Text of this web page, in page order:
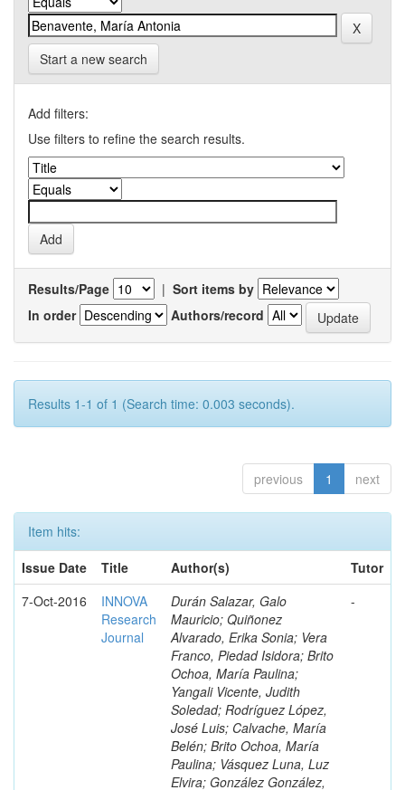
Start a new search
Add filters:
Use filters to refine the search results.
Results/Page | Sort items by
In order
Authors/record
Results 1-1 of 1 (Search time: 0.003 seconds).
previous 1 next
Item hits:
Issue Date
Title Author(s)
Tutor
7-Oct-2016
INNOVA
Research
Journal
Durán Salazar, Galo
Mauricio; Quiñonez
Alvarado, Erika Sonia; Vera
Franco, Piedad Isidora; Brito
Ochoa, María Paulina;
Yangali Vicente, Judith
Soledad; Rodríguez López,
José Luis; Calvache, María
Belén; Brito Ochoa, María
Paulina; Vásquez Luna, Luz
Elvira; González González,
-